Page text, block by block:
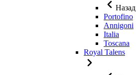
Назад
Portofino
Annigoni
Italia
Toscana
Royal Talens